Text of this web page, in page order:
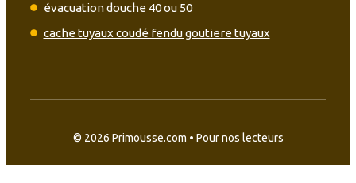
évacuation douche 40 ou 50
cache tuyaux coudé fendu goutiere tuyaux
© 2026 Primousse.com • Pour nos lecteurs